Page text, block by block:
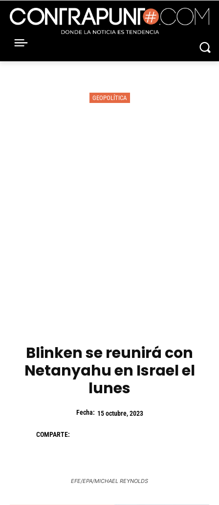
GEOPOLÍTICA
Blinken se reunirá con
Netanyahu en Israel el
lunes
Fecha: 15 octubre, 2023
COMPARTE:
EFE/EPA/MICHAEL REYNOLDS